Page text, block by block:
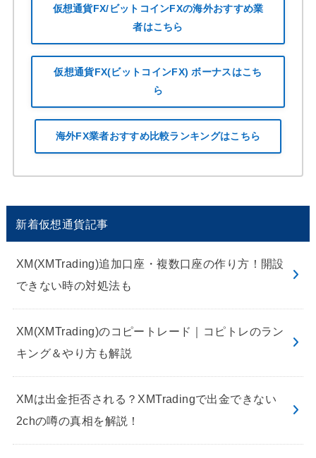
仮想通貨FX/ビットコインFXの海外おすすめ業
者はこちら
仮想通貨FX(ビットコインFX) ボーナスはこち
ら
海外FX業者おすすめ比較ランキングはこちら
新着仮想通貨記事
XM(XMTrading)追加口座・複数口座の作り方！開設
できない時の対処法も
XM(XMTrading)のコピートレード｜コピトレのラン
キング＆やり方も解説
XMは出金拒否される？XMTradingで出金できない
2chの噂の真相を解説！